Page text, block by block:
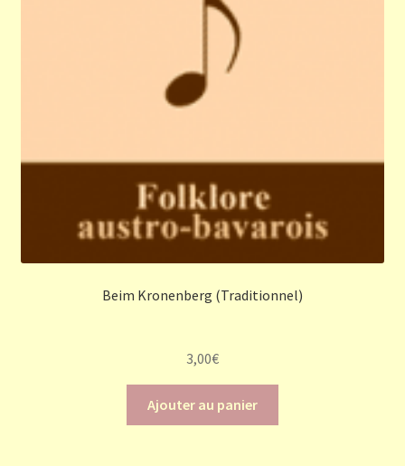
Beim Kronenberg (Traditionnel)
3,00€
Ajouter au panier